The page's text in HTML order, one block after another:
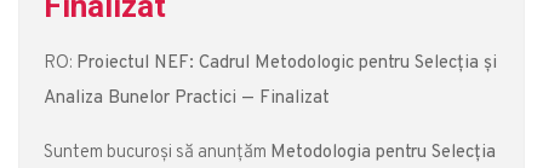
RO: Proiectul NEF: Cadrul Metodologic pentru Selecția și
Analiza Bunelor Practici — Finalizat
Suntem bucuroși să anunțăm Metodologia pentru Selecția